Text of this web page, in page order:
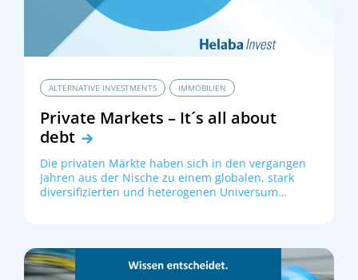
ALTERNATIVE INVESTMENTS IMMOBILIEN
Private Markets – It´s all about
debt
Die privaten Märkte haben sich in den vergangen
Jahren aus der Nische zu einem globalen, stark
diversifizierten und heterogenen Universum
Helaba Invest,
Sandra Rother , Head of
Infrastructure Debt bei der MEAG,